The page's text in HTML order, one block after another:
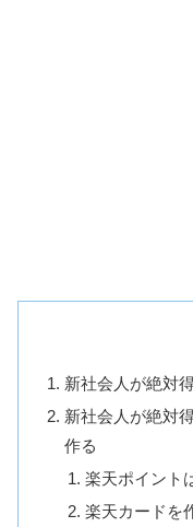
新社会人が絶対
新社会人が絶対
作る
楽天ポイント
楽天カードを